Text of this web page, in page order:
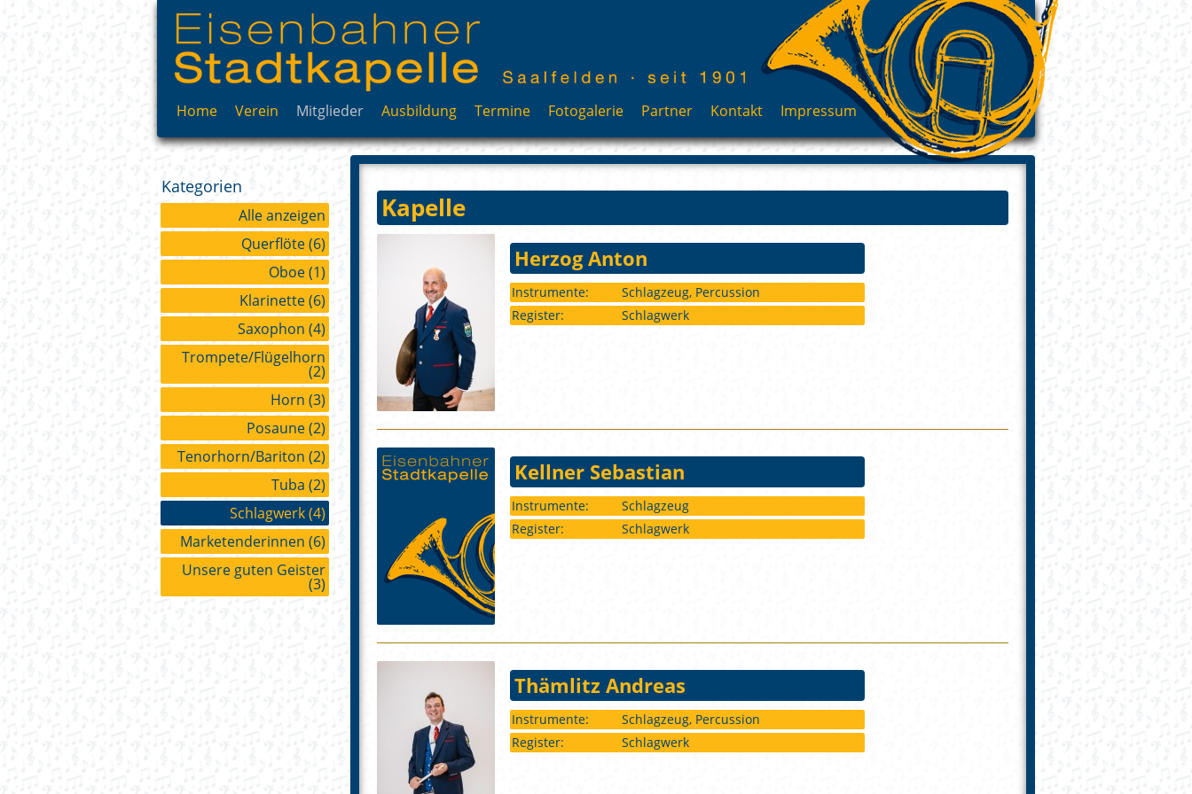
Home
Verein
Philosophie
Chronik
Mitglieder Ausbildung Termine Fotogalerie Partner Kontakt Impressum
Kategorien
Alle anzeigen
Querflöte(6)
Oboe(1)
Klarinette(6)
Saxophon (4)
Trompete/Flügelhorn
(2)
Horn (3)
Posaune(2)
Tenorhorn/Bariton (2)
Tuba (2)
Schlagwerk(4)
Marketenderinnen (6)
Unsere guten Geister
(3)
Kapelle
Herzog Anton
Instrumente:
Schlagzeug, Percussion
Register:
Schlagwerk
Kellner Sebastian
Instrumente:
Schlagzeug
Register:
Schlagwerk
Thämlitz Andreas
Instrumente:
Schlagzeug, Percussion
Register:
Schlagwerk